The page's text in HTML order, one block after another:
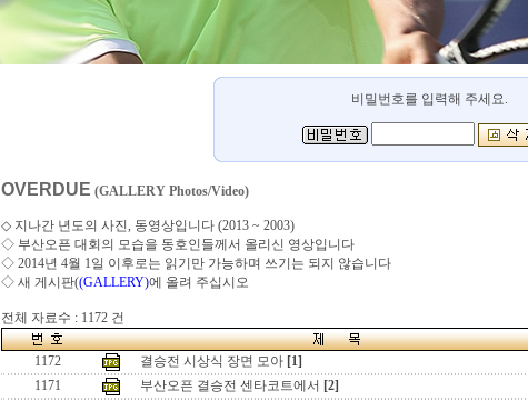
비밀번호를 입력해 주세요.
OVERDUE (GALLERY Photos/Video)
◇ 지나간 년도의 사진, 동영상입니다 (2013 ~ 2003)
◇ 부산오픈 대회의 모습을 동호인들께서 올리신 영상입니다
◇ 2014년 4월 1일 이후로는 읽기만 가능하며 쓰기는 되지 않습니다
◇ 새 게시판((GALLERY)에 올려 주십시오
전체 자료수 : 1172 건
1172 결승전 시상식 장면 모아 [1]
1171
부산오픈 결승전 센타코트에서 [2]